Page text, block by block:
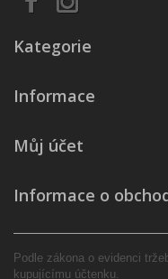
Kategorie
Informace
Můj účet
Informace o
Podle zákona o evidenci
kupujícímu účtenku.